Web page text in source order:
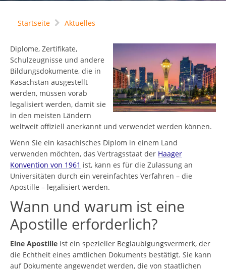
Startseite Aktuelles
Diplome, Zertifikate,
Schulzeugnisse und andere
Bildungsdokumente, die in
Kasachstan ausgestellt
werden, müssen vorab
legalisiert werden, damit sie
in den meisten Ländern
weltweit offiziell anerkannt und verwendet werden können.
Wenn Sie ein kasachisches Diplom in einem Land
verwenden möchten, das Vertragsstaat der Haager
Konvention von 1961 ist, kann es für die Zulassung an
Universitäten durch ein vereinfachtes Verfahren – die
Apostille – legalisiert werden.
Wann und warum ist eine
Apostille erforderlich?
Eine Apostille ist ein spezieller Beglaubigungsvermerk, der
die Echtheit eines amtlichen Dokuments bestätigt. Sie kann
auf Dokumente angewendet werden, die von staatlichen